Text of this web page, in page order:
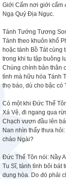
Giới Cấm nơi giới cấm
Ngạ Quỷ Địa Ngục.
Tánh Tướng Tương
Tánh theo khuôn khổ
hoặc tánh Bồ Tát
trong khi tu tập buông
Chúng chính bản thân
tình mà hữu hóa Tánh
thọ báo, dù cho bậc có
Có một khi Đức Thế
Xá Vệ, đi ngang qua
Chạch vươn đầu lên
Nan nhìn thấy thưa
chào Ngài?
Đức Thế Tôn nói: Nầy
Tu Sĩ, tánh tình bôi bát
dung hòa. Do đó phải